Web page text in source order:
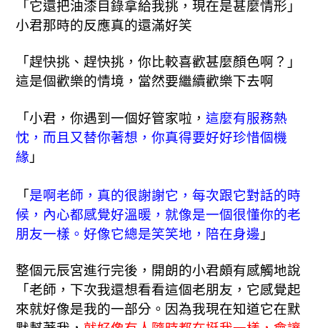
「它還把油漆目錄拿給我挑，現在是甚麼情形」
小君那時的反應真的還滿好笑
「趕快挑、趕快挑，你比較喜歡甚麼顏色啊？」
這是個歡樂的情境，當然要繼續歡樂下去啊
「小君，你遇到一個好管家啦， 這麼有服務熱
忱，而且又替你著想，你真得要好好珍惜個機
緣 」
「是啊老師，真的很謝謝它，每次跟它對話的時
候，內心都感覺好溫暖，就像是一個很懂你的老
朋友一樣。好像它總是笑笑地，陪在身邊 」
整個元辰宮進行完後，開朗的小君頗有感觸地說
「老師，下次我還想看看這個老朋友，它感覺起
來就好像是我的一部分。因為我現在知道它在默